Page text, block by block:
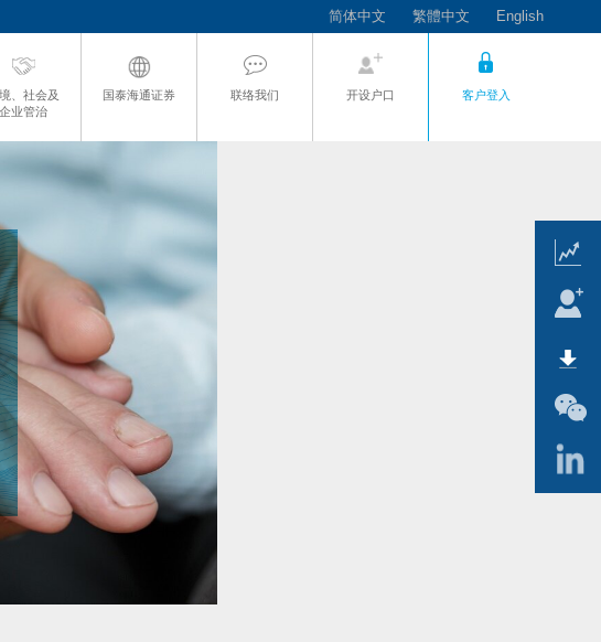
简体中文 繁體中文 English
、社会及
企业管治
国泰海通证券 联络我们 开设户口 客户登入